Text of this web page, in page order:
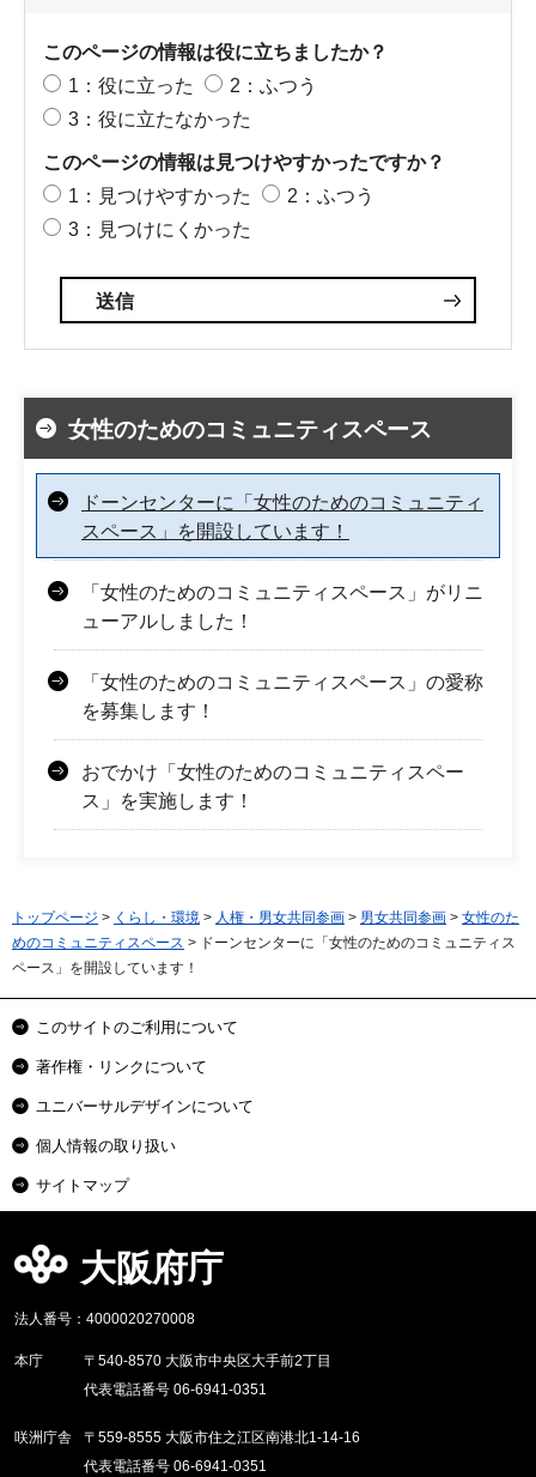
このページの情報は役に立ちましたか？
1：役に立った
2：ふつう
3：役に立たなかった
このページの情報は見つけやすかったですか？
1：見つけやすかった
2：ふつう
3：見つけにくかった
女性のためのコミュニティスペース
ドーンセンターに「女性のためのコミュニティ
スペース」を開設しています！
「女性のためのコミュニティスペース」がリニ
ューアルしました！
「女性のためのコミュニティスペース」の愛称
を募集します！
おでかけ「女性のためのコミュニティスペー
ス」を実施します！
トップページ > くらし・環境 > 人権・男女共同参画 > 男女共同参画 > 女性のた
めのコミュニティスペース > ドーンセンターに「女性のためのコミュニティス
ペース」を開設しています！
このサイトのご利用について
著作権・リンクについて
ユニバーサルデザインについて
個人情報の取り扱い
サイトマップ
大阪府庁
法人番号：4000020270008
本庁
〒540-8570 大阪市中央区大手前2丁目
代表電話番号 06-6941-0351
咲洲庁舎
〒559-8555 大阪市住之江区南港北1-14-16
代表電話番号 06-6941-0351